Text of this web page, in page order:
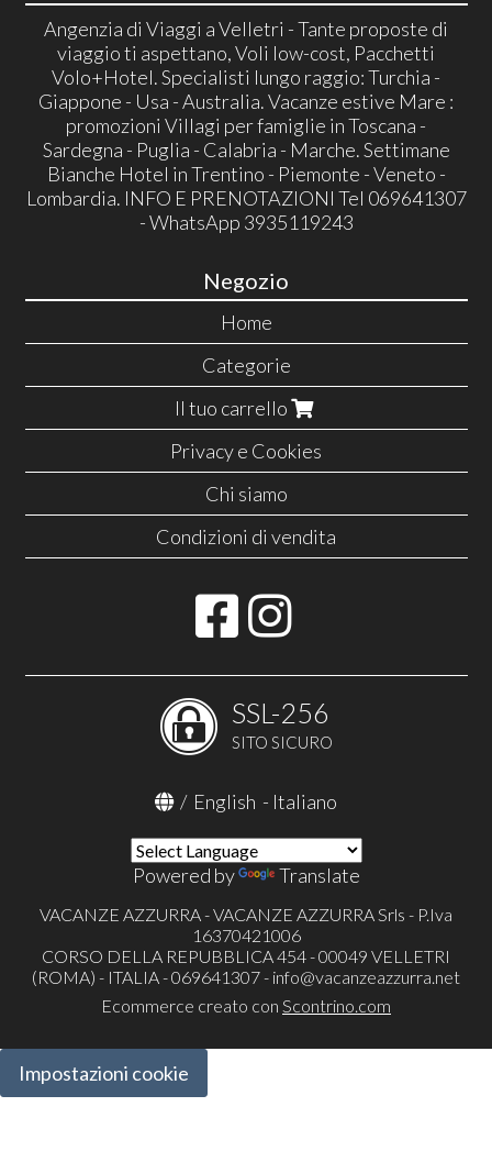
Angenzia di Viaggi a Velletri - Tante proposte di
viaggio ti aspettano, Voli low-cost, Pacchetti
Volo+Hotel. Specialisti lungo raggio: Turchia -
Giappone - Usa - Australia. Vacanze estive Mare :
promozioni Villagi per famiglie in Toscana -
Sardegna - Puglia - Calabria - Marche. Settimane
Bianche Hotel in Trentino - Piemonte - Veneto -
Lombardia. INFO E PRENOTAZIONI Tel 069641307
- WhatsApp 3935119243
Negozio
Home
Categorie
Il tuo carrello
Privacy e Cookies
Chi siamo
Condizioni di vendita
SSL-256
SITO SICURO
/ English - Italiano
Powered by Translate
VACANZE AZZURRA - VACANZE AZZURRA Srls - P.Iva
16370421006
CORSO DELLA REPUBBLICA 454 - 00049 VELLETRI
(ROMA) - ITALIA - 069641307 - info@vacanzeazzurra.net
Ecommerce creato con Scontrino.com
Impostazioni cookie